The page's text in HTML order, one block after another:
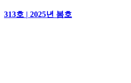
313호 | 2025년 봄호